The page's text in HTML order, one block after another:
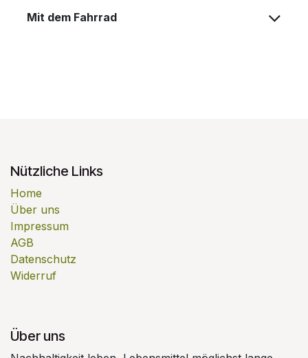
Mit dem Fahrrad
Nützliche Links
Home
Über uns
Impressum
AGB
Datenschutz
Widerruf
Über uns